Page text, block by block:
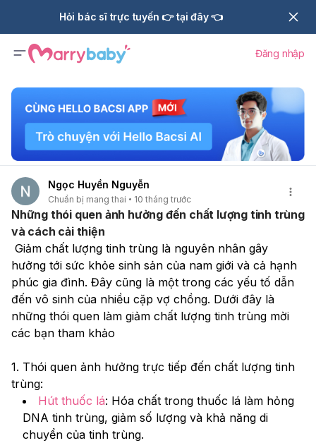
Hỏi bác sĩ trực tuyến 👉 tại đây 👈
Đăng nhập
Ngọc Huyền Nguyễn
Chuẩn bị mang thai 10 tháng trước
Những thói quen ảnh hưởng đến chất lượng tinh trùng
và cách cải thiện
hưởng tới sức khỏe sinh sản của nam giới và cả hạnh
phúc gia đình. Đây cũng là một trong các yếu tố dẫn
đến vô sinh của nhiều cặp vợ chồng. Dưới đây là
những thói quen làm giảm chất lượng tinh trùng mời
các bạn tham khảo
1. Thói quen ảnh hưởng trực tiếp đến chất lượng tinh
trùng:
Hút thuốc lá: Hóa chất trong thuốc lá làm hỏng
DNA tinh trùng, giảm số lượng và khả năng di
chuyển của tinh trùng.